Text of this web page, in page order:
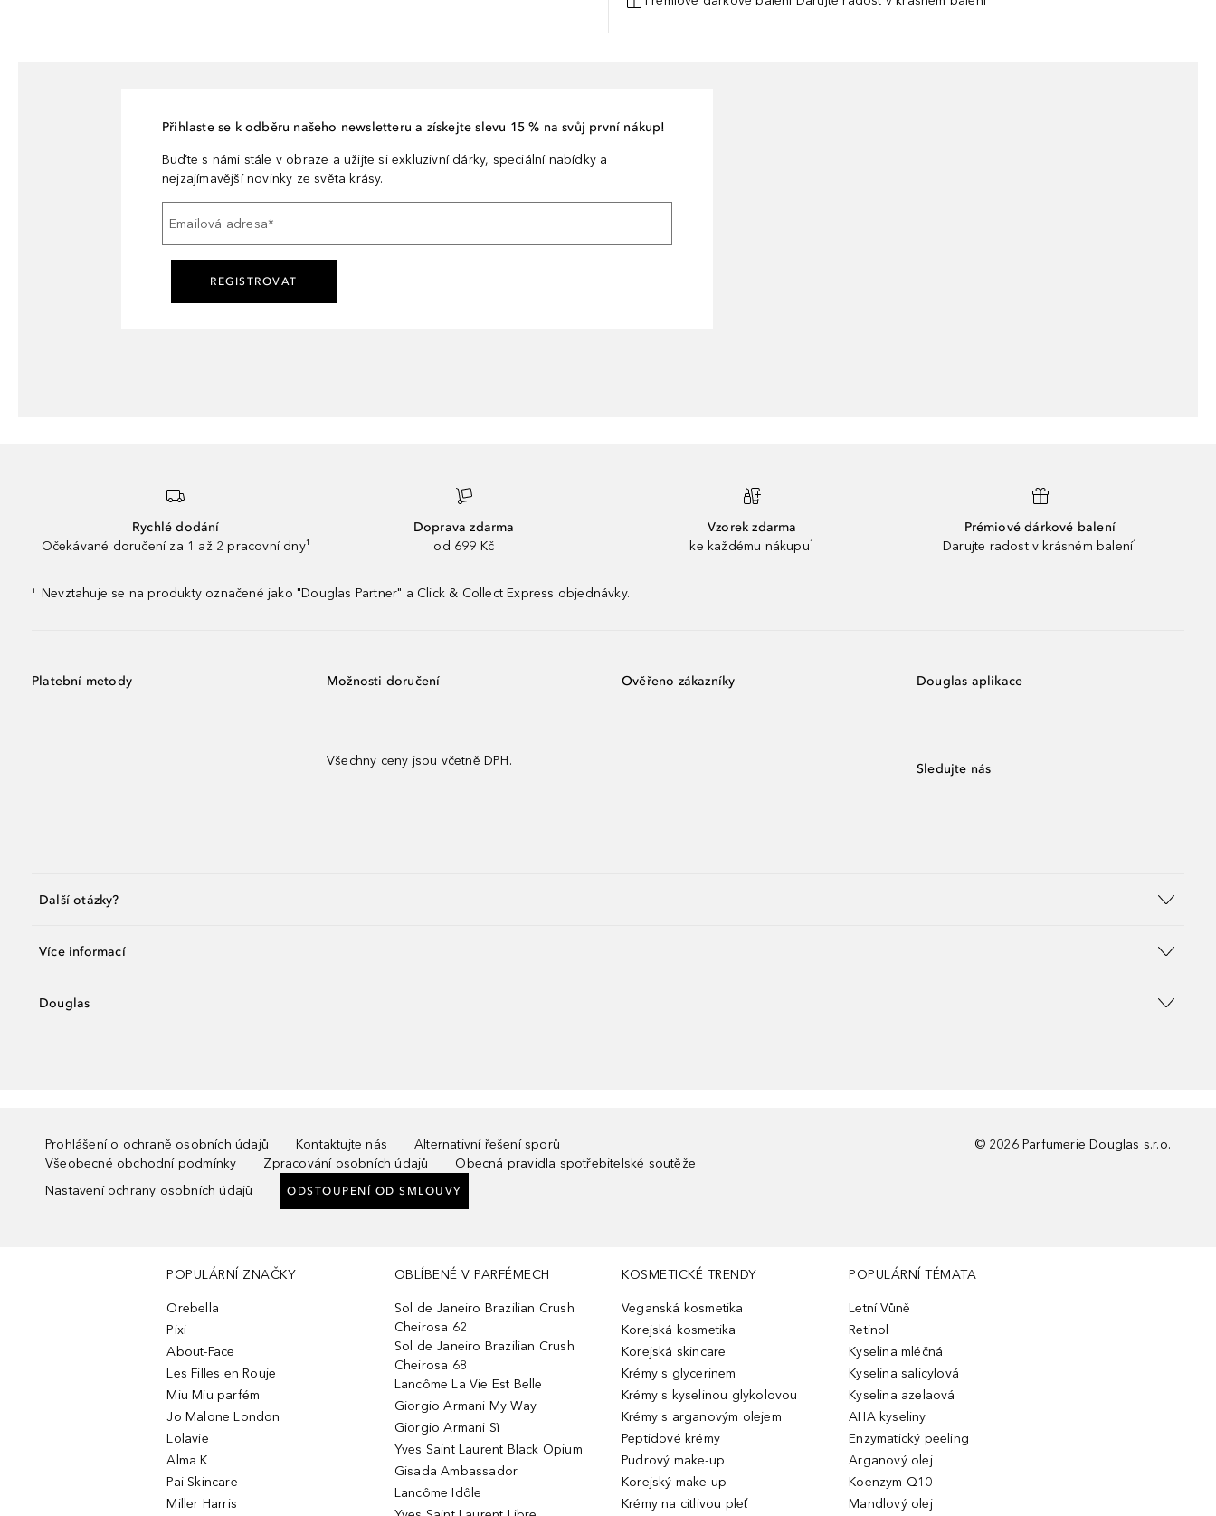
Přihlaste se k odběru našeho newsletteru a získejte slevu 15 % na svůj první nákup!
Buďte s námi stále v obraze a užijte si exkluzivní dárky, speciální nabídky a
nejzajímavější novinky ze světa krásy.
Emailová adresa*
REGISTROVAT
Rychlé dodání
Očekávané doručení za 1 až 2 pracovní dny¹
Doprava zdarma
od 699 Kč
Vzorek zdarma
ke každému nákupu¹
Prémiové dárkové balení
Darujte radost v krásném balení¹
¹ Nevztahuje se na produkty označené jako "Douglas Partner" a Click & Collect Express objednávky.
Platební metody Možnosti doručení
Všechny ceny jsou včetně DPH.
Ověřeno zákazníky Douglas aplikace
Sledujte nás
Další otázky?
Více informací
Douglas
Prohlášení o ochraně osobních údajů Kontaktujte nás
Alternativní řešení sporů
Všeobecné obchodní podmínky
Zpracování osobních údajů
Obecná pravidla spotřebitelské soutěže
Nastavení ochrany osobních údajů
ODSTOUPENÍ OD SMLOUVY
© 2026 Parfumerie Douglas s.r.o.
POPULÁRNÍ ZNAČKY
Orebella
Pixi
About-Face
Les Filles en Rouje
Miu Miu parfém
Jo Malone London
Lolavie
Alma K
Pai Skincare
Miller Harris
OBLÍBENÉ V PARFÉMECH
Sol de Janeiro Brazilian Crush
Cheirosa 62
Sol de Janeiro Brazilian Crush
Cheirosa 68
Lancôme La Vie Est Belle
Giorgio Armani My Way
Giorgio Armani Sì
Yves Saint Laurent Black Opium
Gisada Ambassador
Lancôme Idôle
KOSMETICKÉ TRENDY
Veganská kosmetika
Korejská kosmetika
Korejská skincare
Krémy s glycerinem
Krémy s kyselinou glykolovou
Krémy s arganovým olejem
Peptidové krémy
Pudrový make-up
Korejský make up
Krémy na citlivou pleť
POPULÁRNÍ TÉMATA
Letní Vůně
Retinol
Kyselina mléčná
Kyselina salicylová
Kyselina azelaová
AHA kyseliny
Enzymatický peeling
Arganový olej
Koenzym Q10
Mandlový olej